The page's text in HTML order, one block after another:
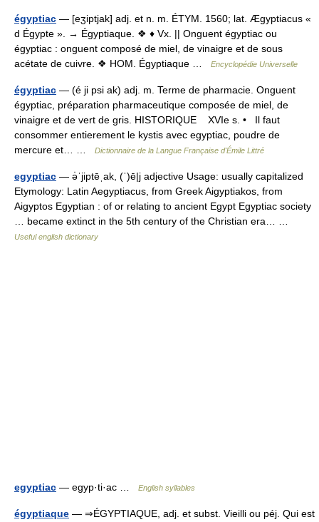
égyptiac — [eʒiptjak] adj. et n. m. ÉTYM. 1560; lat. Ægyptiacus «
d Égypte ». → Égyptiaque. ❖ ♦ Vx. || Onguent égyptiac ou
égyptiac : onguent composé de miel, de vinaigre et de sous
acétate de cuivre. ❖ HOM. Égyptiaque …
Encyclopédie Universelle
égyptiac — (é ji psi ak) adj. m. Terme de pharmacie. Onguent
égyptiac, préparation pharmaceutique composée de miel, de
vinaigre et de vert de gris. HISTORIQUE XVIe s. • Il faut
consommer entierement le kystis avec egyptiac, poudre de
mercure et… …
Dictionnaire de la Langue Française d'Émile Littré
egyptiac — ə̇ˈjiptēˌak, (ˈ)ē|j adjective Usage: usually capitalized
Etymology: Latin Aegyptiacus, from Greek Aigyptiakos, from
Aigyptos Egyptian : of or relating to ancient Egypt Egyptiac society
… became extinct in the 5th century of the Christian era… …
Useful english dictionary
egyptiac — egyp·ti·ac … English syllables
égyptiaque — ⇒ÉGYPTIAQUE, adj. et subst. Vieilli ou péj. Qui est